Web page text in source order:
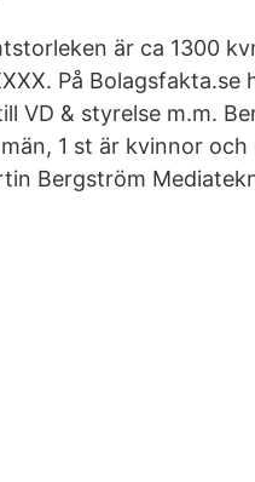
är ca 1300
På Bolagsfakta.se
VD & styrelse m.m.
1 st är kvinnor och
Bergström